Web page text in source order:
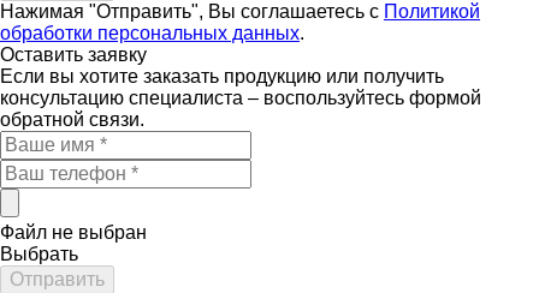
Нажимая "Отправить", Вы соглашаетесь с Политикой
обработки персональных данных.
Оставить заявку
Если вы хотите заказать продукцию или получить
консультацию специалиста – воспользуйтесь формой
обратной связи.
Файл не выбран
Выбрать